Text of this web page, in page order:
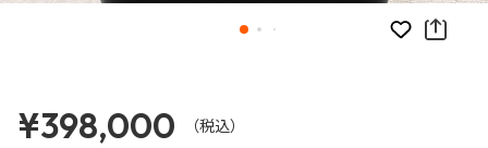
お気に入り
¥398,000
（税込）